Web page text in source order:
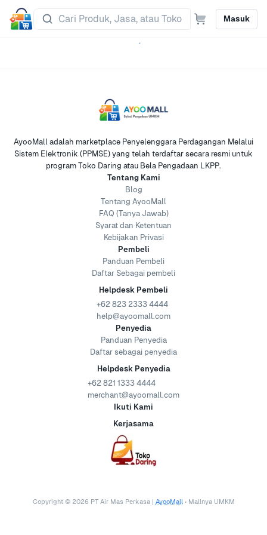
Masuk
AyooMall adalah marketplace Penyelenggara Perdagangan Melalui
Sistem Elektronik (PPMSE) yang telah terdaftar secara resmi untuk
program Toko Daring atau Bela Pengadaan LKPP.
Tentang Kami
Blog
Tentang AyooMall
FAQ (Tanya Jawab)
Syarat dan Ketentuan
Kebijakan Privasi
Pembeli
Panduan Pembeli
Daftar Sebagai pembeli
Helpdesk Pembeli
+62 823 2333 4444
help@ayoomall.com
Penyedia
Panduan Penyedia
Daftar sebagai penyedia
Helpdesk Penyedia
+62 821 1333 4444
merchant@ayoomall.com
Ikuti Kami
Kerjasama
Copyright © 2026 PT Air Mas Perkasa | AyooMall • Mallnya UMKM